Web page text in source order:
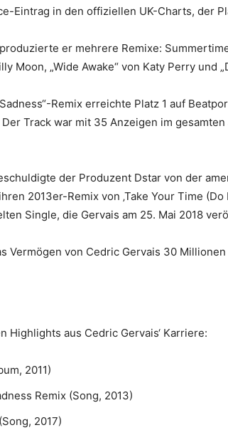
Eintrag in den offiziellen UK-Charts, der
er mehrere Remixe:
Moon, „Wide Awake“ von Katy Perry und
Remix erreichte Platz 1 auf
Track war mit 35 Anzeigen im
der Produzent Dstar von der
2013er-Remix von ‚Take Your Time (Do
Single, die Gervais am 25. Mai 2018
Vermögen von Cedric Gervais 30
Highlights aus Cedric Gervais‘ Karriere:
2011)
Remix (Song, 2013)
2017)